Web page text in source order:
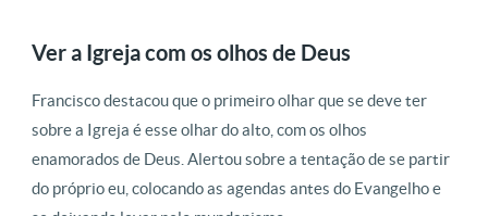
Ver a Igreja com os olhos de Deus
Francisco destacou que o primeiro olhar que se deve ter
sobre a Igreja é esse olhar do alto, com os olhos
enamorados de Deus. Alertou sobre a tentação de se partir
do próprio eu, colocando as agendas antes do Evangelho e